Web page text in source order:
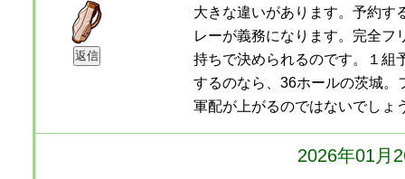
大きな違いがあります。予約す
レーが義務になります。完全フ
持ちで決められるのです。１組
するのなら、36ホールの茨城。
軍配が上がるのではないでしょ
2026年01月